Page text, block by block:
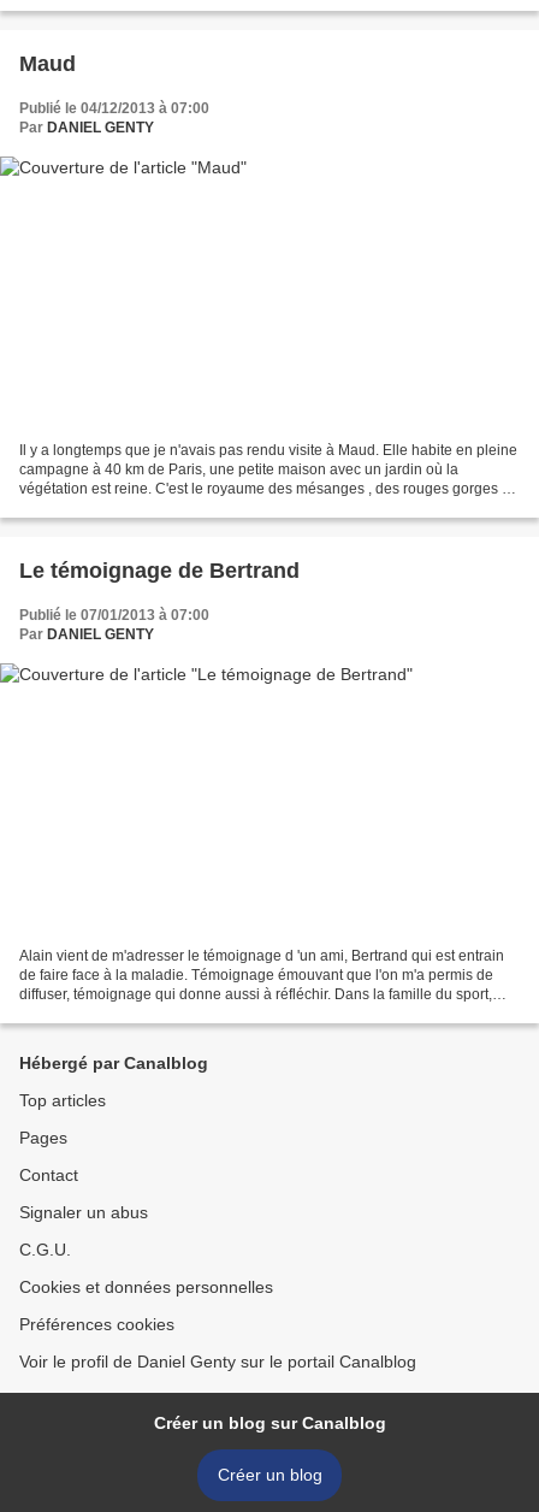
Maud
Publié le 04/12/2013 à 07:00
Par DANIEL GENTY
Il y a longtemps que je n'avais pas rendu visite à Maud. Elle habite en pleine
campagne à 40 km de Paris, une petite maison avec un jardin où la
végétation est reine. C'est le royaume des mésanges , des rouges gorges et
Le témoignage de Bertrand
Publié le 07/01/2013 à 07:00
Par DANIEL GENTY
Alain vient de m'adresser le témoignage d 'un ami, Bertrand qui est entrain
de faire face à la maladie. Témoignage émouvant que l'on m'a permis de
diffuser, témoignage qui donne aussi à réfléchir. Dans la famille du sport,
Hébergé par Canalblog
Top articles
Pages
Contact
Signaler un abus
C.G.U.
Cookies et données personnelles
Préférences cookies
Voir le profil de Daniel Genty sur le portail Canalblog
Créer un blog sur Canalblog
Créer un blog